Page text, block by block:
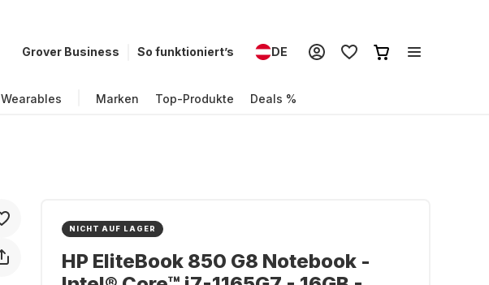
Grover Business So funktioniert’s DE
Wearables Marken Top-Produkte Deals %
NICHT AUF LAGER
HP EliteBook 850 G8 Notebook -